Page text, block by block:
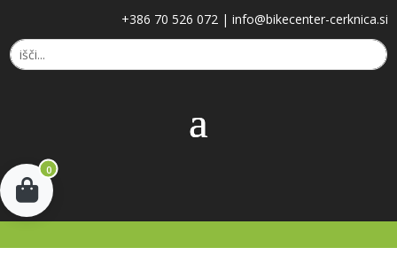
+386 70 526 072 | info@bikecenter-cerknica.si
0